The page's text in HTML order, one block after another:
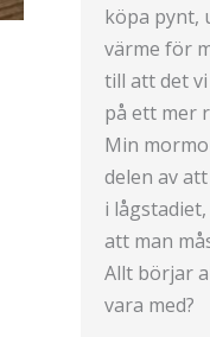
köpa pynt,
värme för
till att det
på ett mer
Min
delen av
i
att man
Allt börjar
vara med?